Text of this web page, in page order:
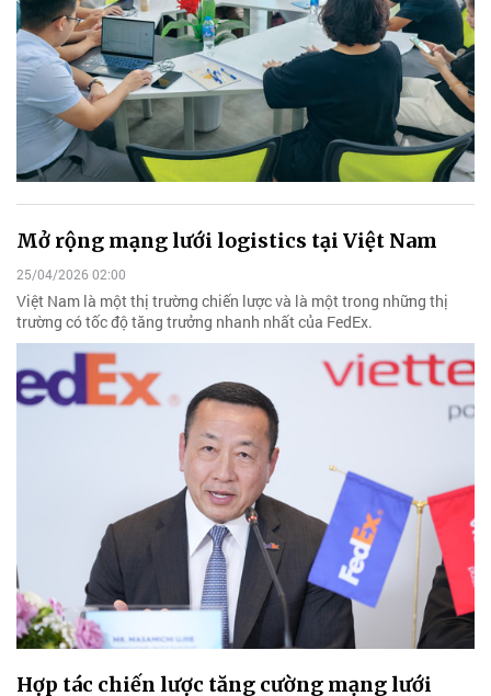
Mở rộng mạng lưới logistics tại Việt Nam
25/04/2026 02:00
Việt Nam là một thị trường chiến lược và là một trong những thị
trường có tốc độ tăng trưởng nhanh nhất của FedEx.
Hợp tác chiến lược tăng cường mạng lưới